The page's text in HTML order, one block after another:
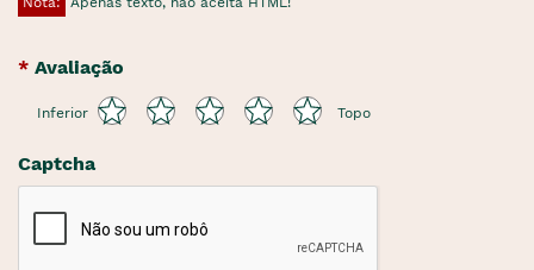
Avaliação
Inferior Topo
Captcha